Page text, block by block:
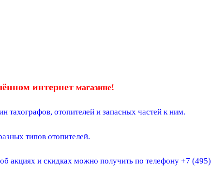
интернет магазине!
тахографов, отопителей и запасных частей к ним.
типов отопителей.
акциях и скидках можно получить по телефону +7 (495)